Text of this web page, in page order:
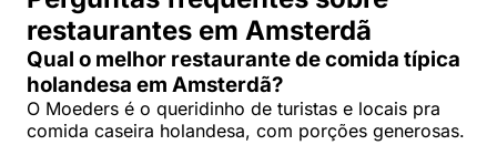
restaurantes em Amsterdã
Qual o melhor restaurante de comida típica
holandesa em Amsterdã?
O Moeders é o queridinho de turistas e locais pra
comida caseira holandesa, com porções generosas.